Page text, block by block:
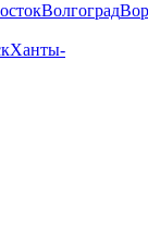
Волгоград
Ханты-